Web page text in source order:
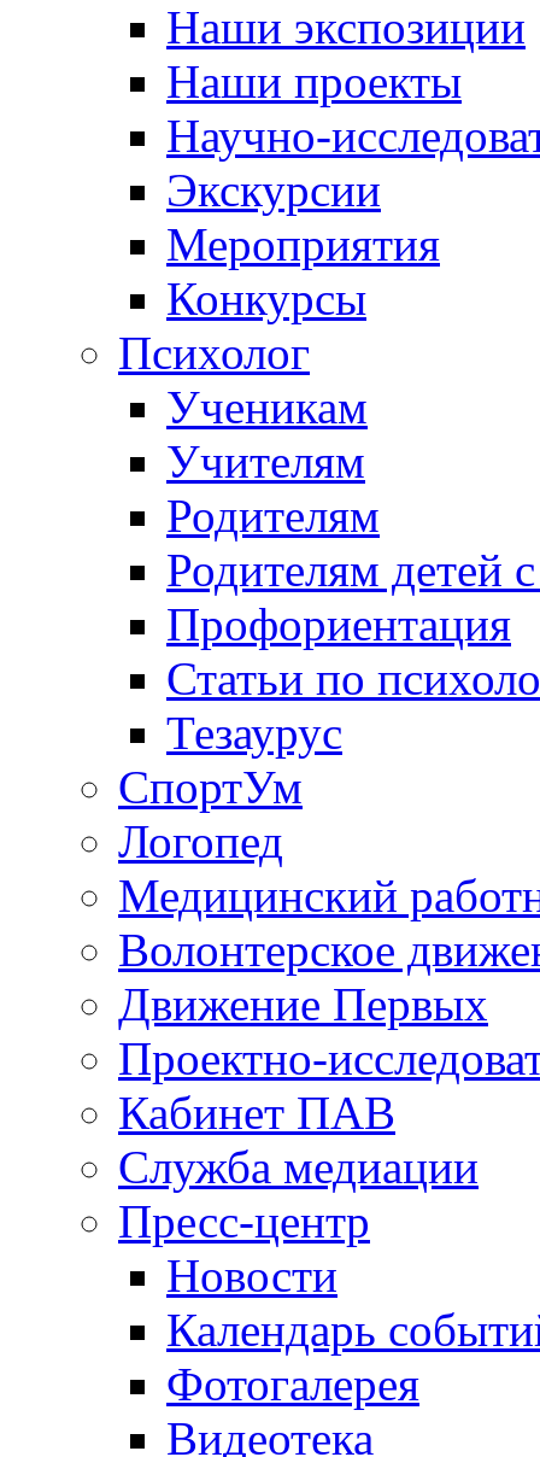
Наши экспозиции
Наши проекты
Научно-
Экскурсии
Мероприятия
Конкурсы
Психолог
Ученикам
Учителям
Родителям
Родителям детей
Профориентация
Статьи по
Тезаурус
СпортУм
Логопед
Медицинский
Волонтерское
Движение Первых
Проектно-
Кабинет ПАВ
Служба медиации
Пресс-центр
Новости
Календарь
Фотогалерея
Видеотека